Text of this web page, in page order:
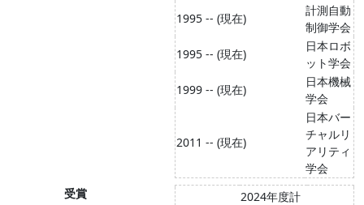
1995 -- (現在)
計測自動
制御学会
1995 -- (現在)
日本ロボ
ット学会
1999 -- (現在)
日本機械
学会
2011 -- (現在)
日本バー
チャルリ
アリティ
学会
受賞
2024年度計